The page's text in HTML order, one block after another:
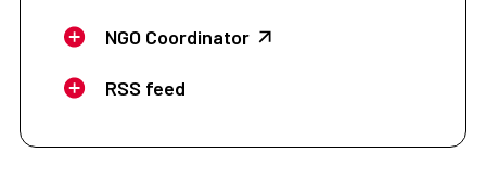
NGO Coordinator
RSS feed